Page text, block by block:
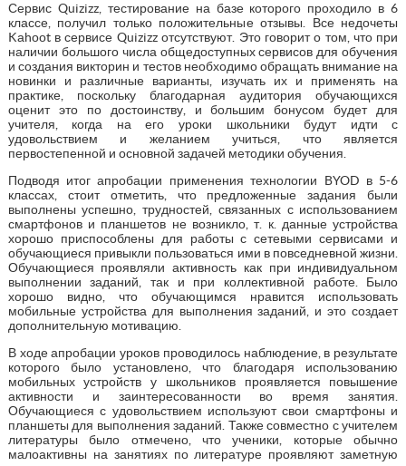
Сервис Quizizz, тестирование на базе которого проходило в 6
классе, получил только положительные отзывы. Все недочеты
Kаhооt в сервисе Quizizz отсутствуют. Это говорит о том, что при
наличии большого числа общедоступных сервисов для обучения
и создания викторин и тестов необходимо обращать внимание на
новинки и различные варианты, изучать их и применять на
практике, поскольку благодарная аудитория обучающихся
оценит это по достоинству, и большим бонусом будет для
учителя, когда на его уроки школьники будут идти с
удовольствием и желанием учиться, что является
первостепенной и основной задачей методики обучения.
Подводя итог апробации применения технологии BYOD в 5-6
классах, стоит отметить, что предложенные задания были
выполнены успешно, трудностей, связанных с использованием
смартфонов и планшетов не возникло, т. к. данные устройства
хорошо приспособлены для работы с сетевыми сервисами и
обучающиеся привыкли пользоваться ими в повседневной жизни.
Обучающиеся проявляли активность как при индивидуальном
выполнении заданий, так и при коллективной работе. Было
хорошо видно, что обучающимся нравится использовать
мобильные устройства для выполнения заданий, и это создает
дополнительную мотивацию.
В ходе апробации уроков проводилось наблюдение, в результате
которого было установлено, что благодаря использованию
мобильных устройств у школьников проявляется повышение
активности и заинтересованности во время занятия.
Обучающиеся с удовольствием используют свои смартфоны и
планшеты для выполнения заданий. Также совместно с учителем
литературы было отмечено, что ученики, которые обычно
малоактивны на занятиях по литературе проявляют заметную